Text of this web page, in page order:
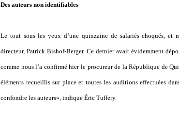
Des auteurs non identifiables
Le tout sous les yeux d’une quinzaine de salariés choqués, et
directeur, Patrick Bishof-Berger. Ce dernier avait évidemment
comme nous l’a confirmé hier le procureur de la République de
éléments recueillis sur place et toutes les auditions effectuées
confondre les auteurs», indique Éric Tuffery.